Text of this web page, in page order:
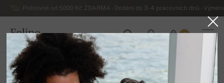
Poštovné od 5000 Kč ZDARMA - Dodání do 3-4 pracovních dnů -
Felipe
ČESKO
0
Domů
Luxusní dámské kašmírové svetry
Dámské kašmírové svetry do V